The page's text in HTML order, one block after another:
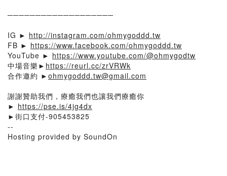
───────────────────
IG ► http://instagram.com/ohmygoddd.tw
FB ► https://www.facebook.com/ohmygoddd.tw
YouTube ► https://www.youtube.com/@ohmygodtw
中場音樂► https://reurl.cc/zrVRWk
合作邀約 ► ohmygoddd.tw@gmail.com
謝謝贊助我們，療癒我們也讓我們療癒你
► https://pse.is/4jg4dx
►街口支付-905453825
--
Hosting provided by SoundOn